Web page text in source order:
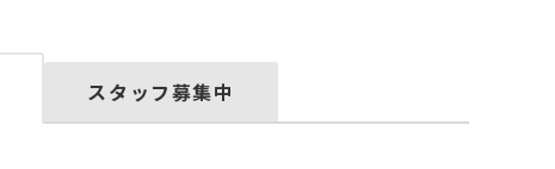
スタッフ募集中